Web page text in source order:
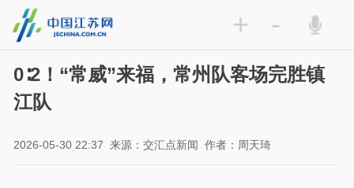
+ -
0∶2！“常威”来福，常州队客场完胜镇
江队
2026-05-30 22:37 来源：交汇点新闻 作者：周天琦